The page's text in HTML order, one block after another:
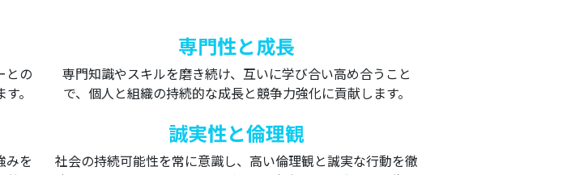
との
。
専門性と成長
専門知識やスキルを磨き続け、互いに学び合い高め合うこと
で、個人と組織の持続的な成長と競争力強化に貢献します。
みを
誠実性と倫理観
社会の持続可能性を常に意識し、高い倫理観と誠実な行動を徹